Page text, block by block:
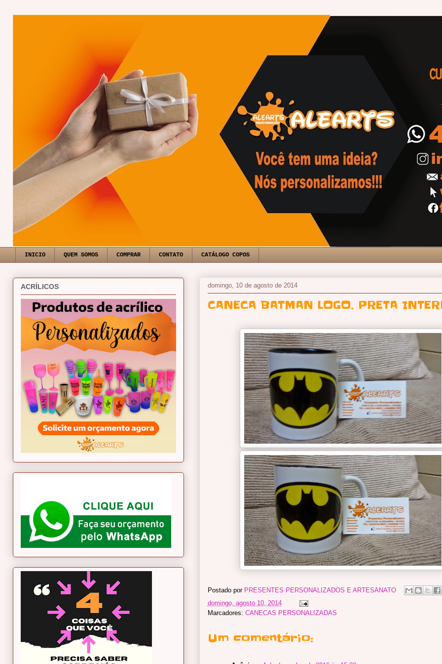
INICIO QUEM SOMOS COMPRAR CONTATO CATÁLOGO COPOS
domingo, 10 de agosto de 2014
CANECA BATMAN LOGO. PRETA
Postado por PRESENTES PERSONALIZADOS E ARTESANATO
domingo, agosto 10, 2014
Marcadores: CANECAS PERSONALIZADAS
Um comentário:
ACRÍLICOS